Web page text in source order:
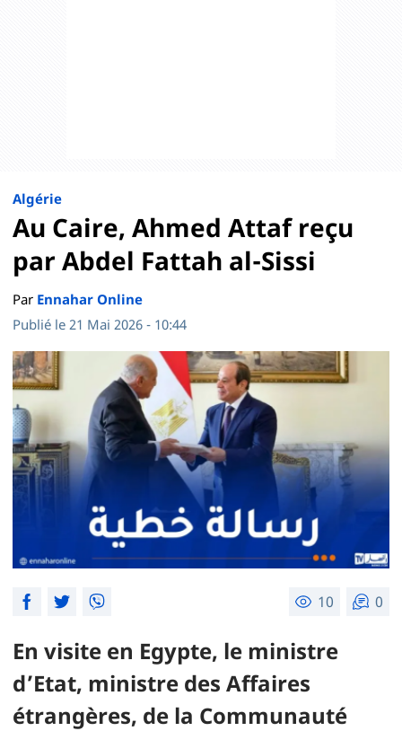
Algérie
Au Caire, Ahmed Attaf reçu
par Abdel Fattah al-Sissi
Par Ennahar Online
Publié le 21 Mai 2026 - 10:44
10 0
En visite en Egypte, le ministre
d’Etat, ministre des Affaires
étrangères, de la Communauté